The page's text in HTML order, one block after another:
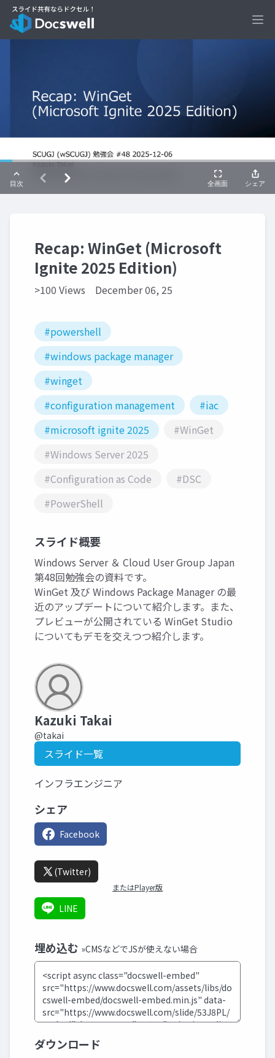
Recap: WinGet (Microsoft
Ignite 2025 Edition)
>100 Views December 06, 25
#powershell
#windows package manager
#winget
#configuration management
#iac
#microsoft ignite 2025
#WinGet
#Windows Server 2025
#Configuration as Code
#DSC
#PowerShell
スライド概要
Windows Server ＆ Cloud User Group Japan
第48回勉強会の資料です。
WinGet 及び Windows Package Manager の最
近のアップデートについて紹介します。また、
プレビューが公開されている WinGet Studio
についてもデモを交えつつ紹介します。
Kazuki Takai
@takai
スライド一覧
インフラエンジニア
シェア
Facebook
(Twitter)
またはPlayer版
LINE
埋め込む »CMSなどでJSが使えない場合
ダウンロード